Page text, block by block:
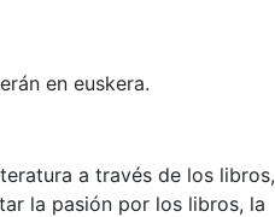
serán en euskera.
a través de los libros,
la pasión por los libros, la